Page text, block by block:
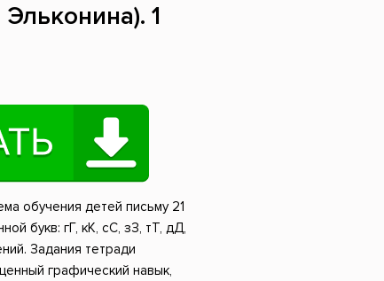
Юриспруденция
1
обучения детей письму 21
букв: гГ, кК, сС, зЗ, тТ, дД,
Задания тетради
графический навык,